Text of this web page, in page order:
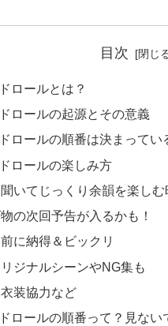
目次
ロールとは？
ロールの起源とその意義
ロールの順番は決まってい
ロールの楽しみ方
いてじっくり余韻を楽しむ
の次回予告が入るかも！
に納得＆ビックリ
ジナルシーンやNG集も
装協力など
ロールの順番って？見な